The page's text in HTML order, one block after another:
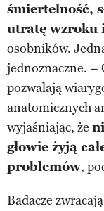
śmiertelność,
utratę wzroku
osobników.
jednoznaczne. –
pozwalają
anatomicznych
wyjaśniając, że
głowie żyją
problemów,
Badacze